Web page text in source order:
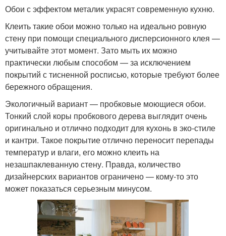
Обои с эффектом металик украсят современную кухню.
Клеить такие обои можно только на идеально ровную
стену при помощи специального дисперсионного клея —
учитывайте этот момент. Зато мыть их можно
практически любым способом — за исключением
покрытий с тисненной росписью, которые требуют более
бережного обращения.
Экологичный вариант — пробковые моющиеся обои.
Тонкий слой коры пробкового дерева выглядит очень
оригинально и отлично подходит для кухонь в эко-стиле
и кантри. Такое покрытие отлично переносит перепады
температур и влаги, его можно клеить на
незашпаклеванную стену. Правда, количество
дизайнерских вариантов ограничено — кому-то это
может показаться серьезным минусом.